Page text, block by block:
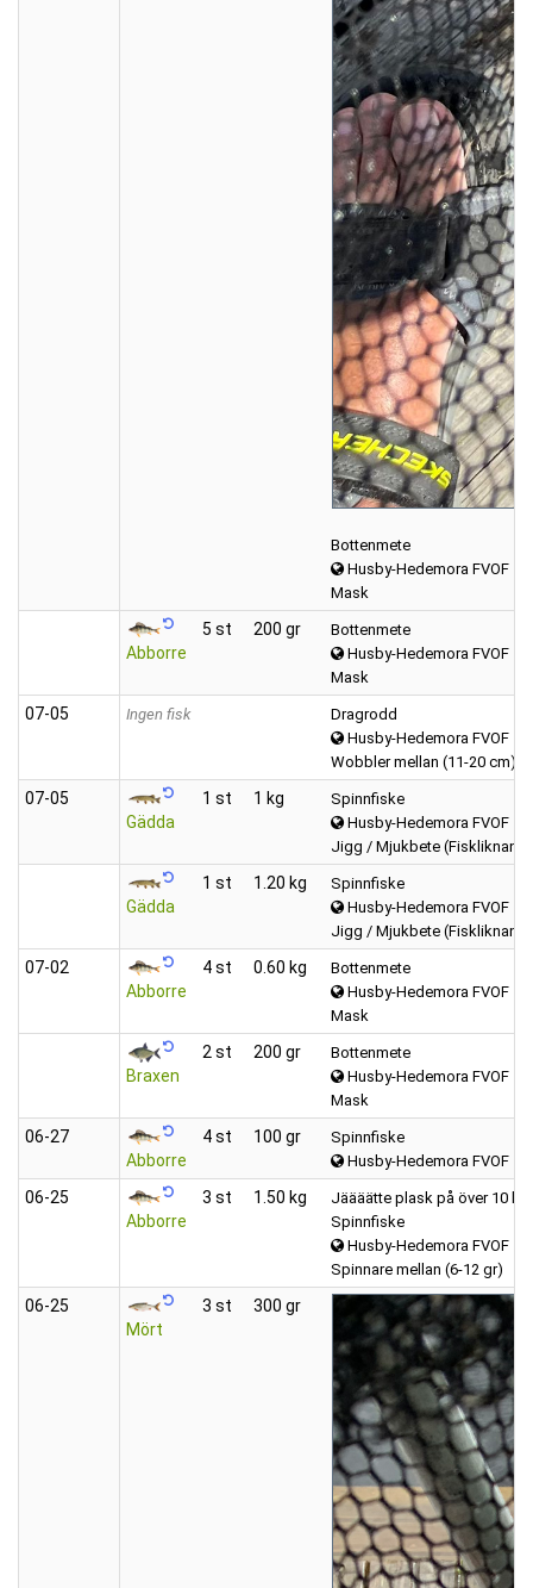
Bottenmete
Husby-Hedemora FVOF
Mask
Abborre
5 st 200 gr
Bottenmete
Husby-Hedemora FVOF
Mask
07‑05 Ingen fisk
Dragrodd
Husby-Hedemora FVOF
Wobbler mellan (11-20 cm)
07‑05
Gädda
1 st 1 kg
Spinnfiske
Husby-Hedemora FVOF
Jigg / Mjukbete
Gädda
1 st 1.20 kg
Spinnfiske
Husby-Hedemora FVOF
Jigg / Mjukbete
07‑02
Abborre
4 st 0.60 kg
Bottenmete
Husby-Hedemora FVOF
Mask
Braxen
2 st 200 gr
Bottenmete
Husby-Hedemora FVOF
Mask
06‑27
Abborre
4 st 100 gr
Spinnfiske
Husby-Hedemora FVOF
06‑25
Abborre
3 st 1.50 kg
Jäääätte plask på över 10
Spinnfiske
Husby-Hedemora FVOF
Spinnare mellan (6-12 gr)
06‑25
Mört
3 st 300 gr